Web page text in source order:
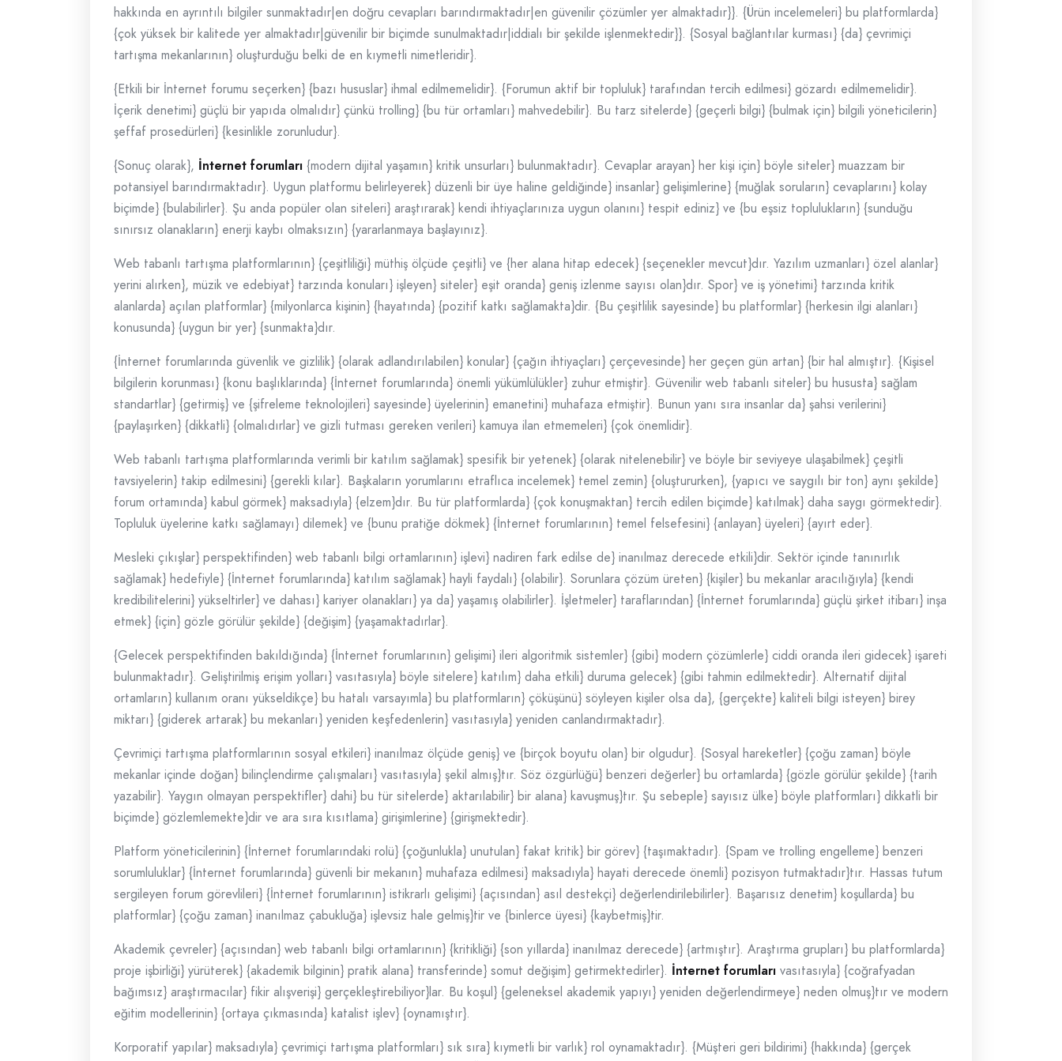
hakkında en ayrıntılı bilgiler sunmaktadır|en doğru cevapları barındırmaktadır|en güvenilir çözümler yer almaktadır}}. {Ürün incelemeleri} bu platformlarda}
{çok yüksek bir kalitede yer almaktadır|güvenilir bir biçimde sunulmaktadır|iddialı bir şekilde işlenmektedir}}. {Sosyal bağlantılar kurması} {da} çevrimiçi
tartışma mekanlarının} oluşturduğu belki de en kıymetli nimetleridir}.
{Etkili bir İnternet forumu seçerken} {bazı hususlar} ihmal edilmemelidir}. {Forumun aktif bir topluluk} tarafından tercih edilmesi} gözardı edilmemelidir}.
İçerik denetimi} güçlü bir yapıda olmalıdır} çünkü trolling} {bu tür ortamları} mahvedebilir}. Bu tarz sitelerde} {geçerli bilgi} {bulmak için} bilgili yöneticilerin}
şeffaf prosedürleri} {kesinlikle zorunludur}.
{Sonuç olarak}, İnternet forumları {modern dijital yaşamın} kritik unsurları} bulunmaktadır}. Cevaplar arayan} her kişi için} böyle siteler} muazzam bir
potansiyel barındırmaktadır}. Uygun platformu belirleyerek} düzenli bir üye haline geldiğinde} insanlar} gelişimlerine} {muğlak soruların} cevaplarını} kolay
biçimde} {bulabilirler}. Şu anda popüler olan siteleri} araştırarak} kendi ihtiyaçlarınıza uygun olanını} tespit ediniz} ve {bu eşsiz toplulukların} {sunduğu
sınırsız olanakların} enerji kaybı olmaksızın} {yararlanmaya başlayınız}.
Web tabanlı tartışma platformlarının} {çeşitliliği} müthiş ölçüde çeşitli} ve {her alana hitap edecek} {seçenekler mevcut}dır. Yazılım uzmanları} özel alanlar}
yerini alırken}, müzik ve edebiyat} tarzında konuları} işleyen} siteler} eşit oranda} geniş izlenme sayısı olan}dır. Spor} ve iş yönetimi} tarzında kritik
alanlarda} açılan platformlar} {milyonlarca kişinin} {hayatında} {pozitif katkı sağlamakta}dir. {Bu çeşitlilik sayesinde} bu platformlar} {herkesin ilgi alanları}
konusunda} {uygun bir yer} {sunmakta}dır.
{İnternet forumlarında güvenlik ve gizlilik} {olarak adlandırılabilen} konular} {çağın ihtiyaçları} çerçevesinde} her geçen gün artan} {bir hal almıştır}. {Kişisel
bilgilerin korunması} {konu başlıklarında} {İnternet forumlarında} önemli yükümlülükler} zuhur etmiştir}. Güvenilir web tabanlı siteler} bu hususta} sağlam
standartlar} {getirmiş} ve {şifreleme teknolojileri} sayesinde} üyelerinin} emanetini} muhafaza etmiştir}. Bunun yanı sıra insanlar da} şahsi verilerini}
{paylaşırken} {dikkatli} {olmalıdırlar} ve gizli tutması gereken verileri} kamuya ilan etmemeleri} {çok önemlidir}.
Web tabanlı tartışma platformlarında verimli bir katılım sağlamak} spesifik bir yetenek} {olarak nitelenebilir} ve böyle bir seviyeye ulaşabilmek} çeşitli
tavsiyelerin} takip edilmesini} {gerekli kılar}. Başkaların yorumlarını etraflıca incelemek} temel zemin} {oluştururken}, {yapıcı ve saygılı bir ton} aynı şekilde}
forum ortamında} kabul görmek} maksadıyla} {elzem}dır. Bu tür platformlarda} {çok konuşmaktan} tercih edilen biçimde} katılmak} daha saygı görmektedir}.
Topluluk üyelerine katkı sağlamayı} dilemek} ve {bunu pratiğe dökmek} {İnternet forumlarının} temel felsefesini} {anlayan} üyeleri} {ayırt eder}.
Mesleki çıkışlar} perspektifinden} web tabanlı bilgi ortamlarının} işlevi} nadiren fark edilse de} inanılmaz derecede etkili}dir. Sektör içinde tanınırlık
sağlamak} hedefiyle} {İnternet forumlarında} katılım sağlamak} hayli faydalı} {olabilir}. Sorunlara çözüm üreten} {kişiler} bu mekanlar aracılığıyla} {kendi
kredibilitelerini} yükseltirler} ve dahası} kariyer olanakları} ya da} yaşamış olabilirler}. İşletmeler} taraflarından} {İnternet forumlarında} güçlü şirket itibarı} inşa
etmek} {için} gözle görülür şekilde} {değişim} {yaşamaktadırlar}.
{Gelecek perspektifinden bakıldığında} {İnternet forumlarının} gelişimi} ileri algoritmik sistemler} {gibi} modern çözümlerle} ciddi oranda ileri gidecek} işareti
bulunmaktadır}. Geliştirilmiş erişim yolları} vasıtasıyla} böyle sitelere} katılım} daha etkili} duruma gelecek} {gibi tahmin edilmektedir}. Alternatif dijital
ortamların} kullanım oranı yükseldikçe} bu hatalı varsayımla} bu platformların} çöküşünü} söyleyen kişiler olsa da}, {gerçekte} kaliteli bilgi isteyen} birey
miktarı} {giderek artarak} bu mekanları} yeniden keşfedenlerin} vasıtasıyla} yeniden canlandırmaktadır}.
Çevrimiçi tartışma platformlarının sosyal etkileri} inanılmaz ölçüde geniş} ve {birçok boyutu olan} bir olgudur}. {Sosyal hareketler} {çoğu zaman} böyle
mekanlar içinde doğan} bilinçlendirme çalışmaları} vasıtasıyla} şekil almış}tır. Söz özgürlüğü} benzeri değerler} bu ortamlarda} {gözle görülür şekilde} {tarih
yazabilir}. Yaygın olmayan perspektifler} dahi} bu tür sitelerde} aktarılabilir} bir alana} kavuşmuş}tır. Şu sebeple} sayısız ülke} böyle platformları} dikkatli bir
biçimde} gözlemlemekte}dir ve ara sıra kısıtlama} girişimlerine} {girişmektedir}.
Platform yöneticilerinin} {İnternet forumlarındaki rolü} {çoğunlukla} unutulan} fakat kritik} bir görev} {taşımaktadır}. {Spam ve trolling engelleme} benzeri
sorumluluklar} {İnternet forumlarında} güvenli bir mekanın} muhafaza edilmesi} maksadıyla} hayati derecede önemli} pozisyon tutmaktadır}tır. Hassas tutum
sergileyen forum görevlileri} {İnternet forumlarının} istikrarlı gelişimi} {açısından} asıl destekçi} değerlendirilebilirler}. Başarısız denetim} koşullarda} bu
platformlar} {çoğu zaman} inanılmaz çabukluğa} işlevsiz hale gelmiş}tir ve {binlerce üyesi} {kaybetmiş}tir.
Akademik çevreler} {açısından} web tabanlı bilgi ortamlarının} {kritikliği} {son yıllarda} inanılmaz derecede} {artmıştır}. Araştırma grupları} bu platformlarda}
proje işbirliği} yürüterek} {akademik bilginin} pratik alana} transferinde} somut değişim} getirmektedirler}. İnternet forumları vasıtasıyla} {coğrafyadan
bağımsız} araştırmacılar} fikir alışverişi} gerçekleştirebiliyor}lar. Bu koşul} {geleneksel akademik yapıyı} yeniden değerlendirmeye} neden olmuş}tır ve modern
eğitim modellerinin} {ortaya çıkmasında} katalist işlev} {oynamıştır}.
Korporatif yapılar} maksadıyla} çevrimiçi tartışma platformları} sık sıra} kıymetli bir varlık} rol oynamaktadır}. {Müşteri geri bildirimi} {hakkında} {gerçek